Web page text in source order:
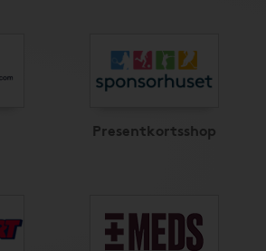
Presentkortsshop